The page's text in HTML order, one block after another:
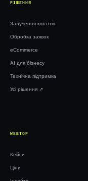
РІШЕННЯ
Залучення клієнтів
Обробка заявок
eCommerce
AI для бізнесу
Технічна підтримка
Усі рішення ↗︎
WEBTOP
Кейси
Ціни